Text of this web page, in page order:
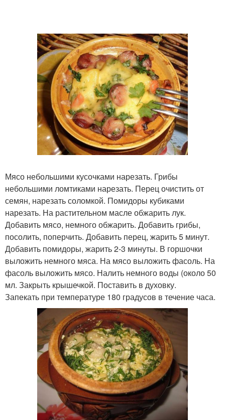
Мясо небольшими кусочками нарезать. Грибы
небольшими ломтиками нарезать. Перец очистить от
семян, нарезать соломкой. Помидоры кубиками
нарезать. На растительном масле обжарить лук.
Добавить мясо, немного обжарить. Добавить грибы,
посолить, поперчить. Добавить перец, жарить 5 минут.
Добавить помидоры, жарить 2-3 минуты. В горшочки
выложить немного мяса. На мясо выложить фасоль. На
фасоль выложить мясо. Налить немного воды (около 50
мл. Закрыть крышечкой. Поставить в духовку.
Запекать при температуре 180 градусов в течение часа.